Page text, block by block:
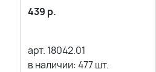
439 р.
арт. 18042.01
в наличии:477шт.